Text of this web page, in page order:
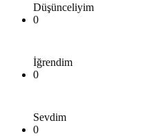
Düşünceliyim
0
İğrendim
0
Sevdim
0